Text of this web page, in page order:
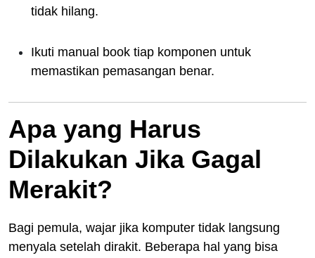
tidak hilang.
Ikuti manual book tiap komponen untuk
memastikan pemasangan benar.
Apa yang Harus
Dilakukan Jika Gagal
Merakit?
Bagi pemula, wajar jika komputer tidak langsung
menyala setelah dirakit. Beberapa hal yang bisa